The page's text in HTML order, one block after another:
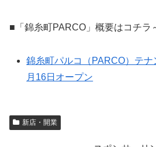
■「錦糸町PARCO」概要はコチラ
錦糸町パルコ（PARCO）テ
月16日オープン
新店・開業